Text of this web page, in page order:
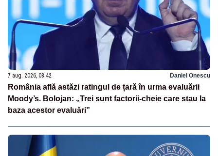
7 aug. 2026, 08:42 Daniel Onescu
România află astăzi ratingul de țară în urma evaluării
Moody’s. Bolojan: „Trei sunt factorii-cheie care stau la
baza acestor evaluări”